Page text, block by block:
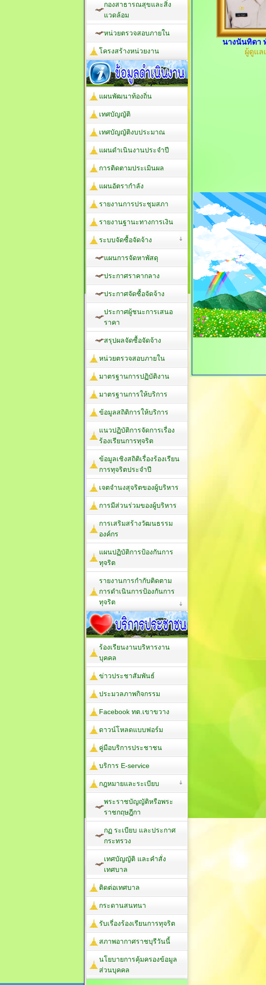
นางนันทิดา
ผู้ดูแล
กองสาธารณสุขและสิ่ง
แวดล้อม
หน่วยตรวจสอบภายใน
โครงสร้างหน่วยงาน
แผนพัฒนาท้องถิ่น
เทศบัญญัติ
เทศบัญญัติงบประมาณ
แผนดำเนินงานประจำปี
การติดตามประเมินผล
แผนอัตรากำลัง
รายงานการประชุมสภา
รายงานฐานะทางการเงิน
ระบบจัดซื้อจัดจ้าง
แผนการจัดหาพัสดุ
ประกาศราคากลาง
ประกาศจัดซื้อจัดจ้าง
ประกาศผู้ชนะการเสนอ
ราคา
สรุปผลจัดซื้อจัดจ้าง
หน่วยตรวจสอบภายใน
มาตรฐานการปฏิบัติงาน
มาตรฐานการให้บริการ
ข้อมูลสถิติการให้บริการ
แนวปฏิบัติการจัดการเรื่อง
ร้องเรียนการทุจริต
ข้อมูลเชิงสถิติเรื่องร้องเรียน
การทุจริตประจำปี
เจตจำนงสุจริตของผู้บริหาร
การมีส่วนร่วมของผู้บริหาร
การเสริมสร้างวัฒนธรรม
องค์กร
แผนปฏิบัติการป้องกันการ
ทุจริต
รายงานการกำกับติดตาม
การดำเนินการป้องกันการ
ทุจริต
ร้องเรียนงานบริหารงาน
บุคคล
ข่าวประชาสัมพันธ์
ประมวลภาพกิจกรรม
Facebook ทต.เขาขวาง
ดาวน์โหลดแบบฟอร์ม
คู่มือบริการประชาชน
บริการ E-service
กฎหมายและระเบียบ
พระราชบัญญัติหรือพระ
ราชกฤษฎีกา
กฏ ระเบียบ และประกาศ
กระทรวง
เทศบัญญัติ และคำสั่ง
เทศบาล
ติดต่อเทศบาล
กระดานสนทนา
รับเรี่องร้องเรียนการทุจริต
สภาพอากาศราชบุรีวันนี้
นโยบายการคุ้มครองข้อมูล
ส่วนบุคคล